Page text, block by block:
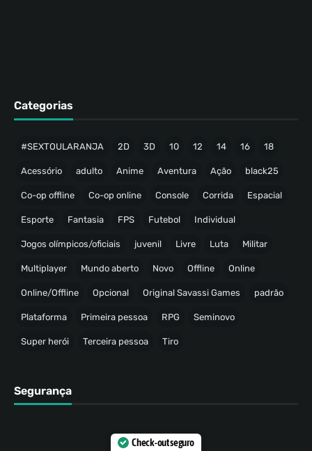
Categorias
#SEXTOULARANJA 2D 3D 10 12 14 16 18
Acessório adulto Anime Aventura Ação black25
Co-op offline Co-op online Console Corrida Espacial
Esporte Fantasia FPS Futebol Individual
Jogos olímpicos/oficiais juvenil Livre Luta Militar
Multiplayer Mundo aberto Novo Offline Online
Online/Offline Opcional Original Savassi Games padrão
Plataforma Primeira pessoa RPG Seminovo
Super herói Terceira pessoa Tiro
Segurança
Check-out seguro